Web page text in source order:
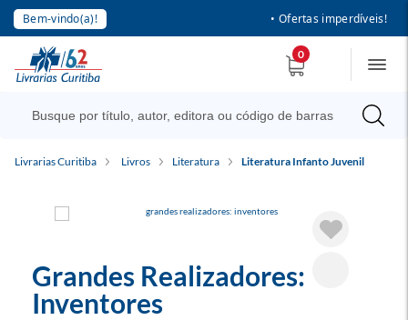
Bem-vindo(a)! • Ofertas imperdíveis!
0
Livrarias Curitiba Livros Literatura Literatura Infanto Juvenil
Grandes Realizadores:
Inventores